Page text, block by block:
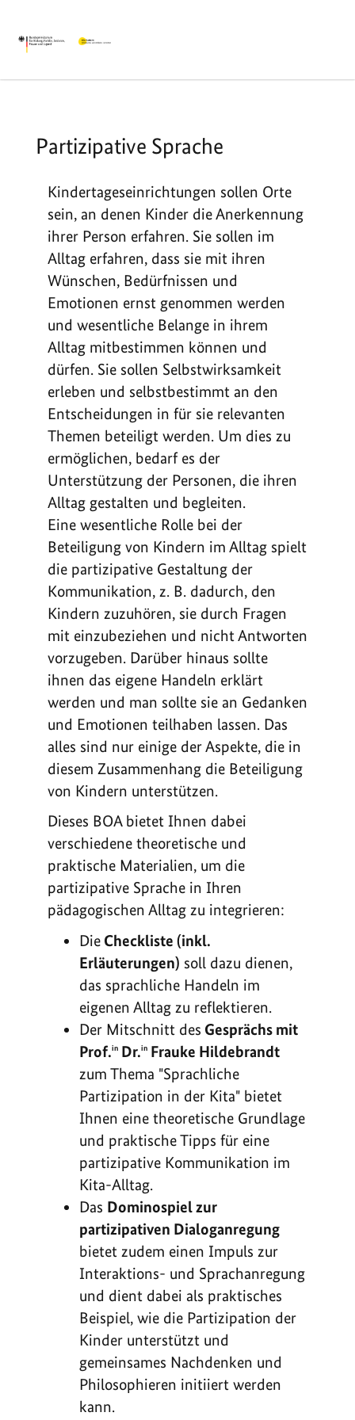
Partizipative Sprache
Kindertageseinrichtungen sollen Orte
sein, an denen Kinder die Anerkennung
ihrer Person erfahren. Sie sollen im
Alltag erfahren, dass sie mit ihren
Wünschen, Bedürfnissen und
Emotionen ernst genommen werden
und wesentliche Belange in ihrem
Alltag mitbestimmen können und
dürfen. Sie sollen Selbstwirksamkeit
erleben und selbstbestimmt an den
Entscheidungen in für sie relevanten
Themen beteiligt werden. Um dies zu
ermöglichen, bedarf es der
Unterstützung der Personen, die ihren
Alltag gestalten und begleiten.
Eine wesentliche Rolle bei der
Beteiligung von Kindern im Alltag spielt
die partizipative Gestaltung der
Kommunikation, z. B. dadurch, den
Kindern zuzuhören, sie durch Fragen
mit einzubeziehen und nicht Antworten
vorzugeben. Darüber hinaus sollte
ihnen das eigene Handeln erklärt
werden und man sollte sie an Gedanken
und Emotionen teilhaben lassen. Das
alles sind nur einige der Aspekte, die in
diesem Zusammenhang die Beteiligung
von Kindern unterstützen.
Dieses BOA bietet Ihnen dabei
verschiedene theoretische und
praktische Materialien, um die
partizipative Sprache in Ihren
pädagogischen Alltag zu integrieren:
Die Checkliste (inkl.
Erläuterungen) soll dazu dienen,
das sprachliche Handeln im
eigenen Alltag zu reflektieren.
Der Mitschnitt des Gesprächs mit
Prof.in Dr.in Frauke Hildebrandt
zum Thema "Sprachliche
Partizipation in der Kita" bietet
Ihnen eine theoretische Grundlage
und praktische Tipps für eine
partizipative Kommunikation im
Kita-Alltag.
Das Dominospiel zur
partizipativen Dialoganregung
bietet zudem einen Impuls zur
Interaktions- und Sprachanregung
und dient dabei als praktisches
Beispiel, wie die Partizipation der
Kinder unterstützt und
gemeinsames Nachdenken und
Philosophieren initiiert werden
kann.